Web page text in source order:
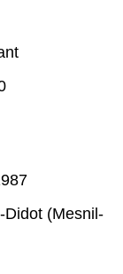
Didot (Mesnil-